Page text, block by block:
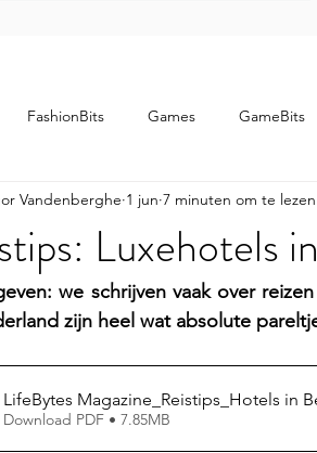
FashionBits Games GameBits
Luxehotels
Vandenberghe 1 jun 7 minuten om te lezen
we schrijven vaak over
zijn heel wat absolute
LifeBytes Magazine_Reistips_Hotels in
Download PDF • 7.85MB